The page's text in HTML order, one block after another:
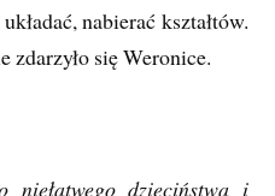
nabierać kształtów.
zdarzyło się Weronice.
niełatwego dzieciństwa i